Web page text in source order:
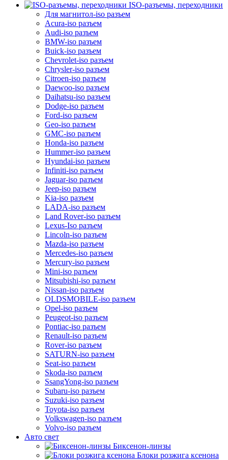
ISO-разъемы, переходники
Для магнитол-iso разъем
Acura-iso разъем
Audi-iso разъем
BMW-iso разъем
Buick-iso разъем
Chevrolet-iso разъем
Chrysler-iso разъем
Citroen-iso разъем
Daewoo-iso разъем
Daihatsu-iso разъем
Dodge-iso разъем
Ford-iso разъем
Geo-iso разъем
GMC-iso разъем
Honda-iso разъем
Hummer-iso разъем
Hyundai-iso разъем
Infiniti-iso разъем
Jaguar-iso разъем
Jeep-iso разъем
Kia-iso разъем
LADA-iso разъем
Land Rover-iso разъем
Lexus-Iso разъем
Lincoln-iso разъем
Mazda-iso разъем
Mercedes-iso разъем
Mercury-iso разъем
Mini-iso разъем
Mitsubishi-iso разъем
Nissan-iso разъем
OLDSMOBILE-iso разъем
Opel-iso разъем
Peugeot-iso разъем
Pontiac-iso разъем
Renault-iso разъем
Rover-iso разъем
SATURN-iso разъем
Seat-iso разъем
Skoda-iso разъем
SsangYong-iso разъем
Subaru-iso разъем
Suzuki-iso разъем
Toyota-iso разъем
Volkswagen-iso разъем
Volvo-iso разъем
Авто свет
Биксенон-линзы
Блоки розжига ксенона